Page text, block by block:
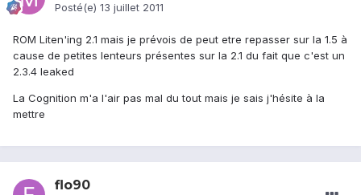
Posté(e) 13 juillet 2011
ROM Liten'ing 2.1 mais je prévois de peut etre repasser sur la 1.5 à
cause de petites lenteurs présentes sur la 2.1 du fait que c'est un
2.3.4 leaked
La Cognition m'a l'air pas mal du tout mais je sais j'hésite à la
mettre
flo90